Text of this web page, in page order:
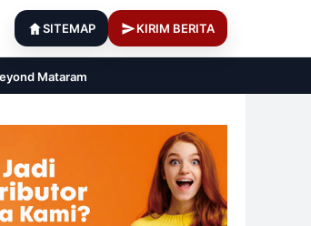
SITEMAP KIRIM BERITA
Mataram